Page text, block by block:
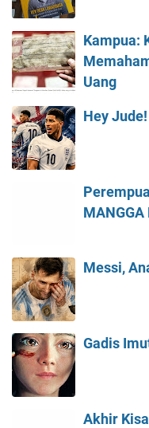
Kampua:
Uang
Hey
MANGGA
Messi,
Gadis
Akhir